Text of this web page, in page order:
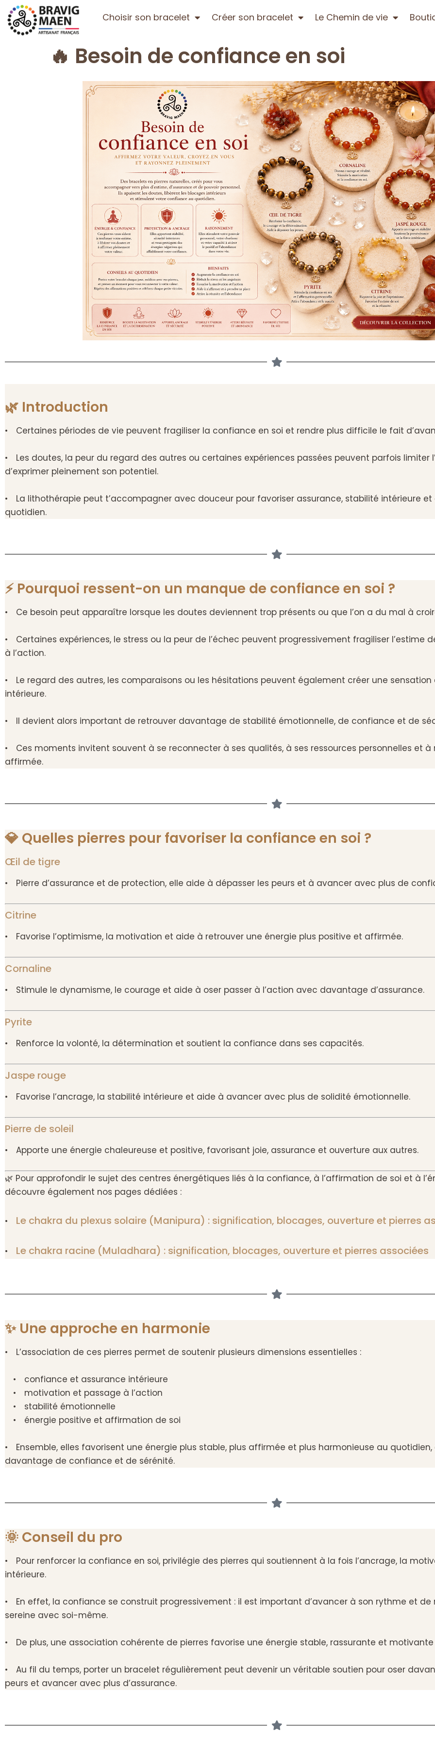
Choisir son bracelet Créer son bracelet Le Chemin de vie
🔥 Besoin de confiance en soi
🌿 Introduction
• Certaines périodes de vie peuvent fragiliser la confiance en soi et rendre plus difficile le fait
• Les doutes, la peur du regard des autres ou certaines expériences passées peuvent parfois limiter
d’exprimer pleinement son potentiel.
• La lithothérapie peut t’accompagner avec douceur pour favoriser assurance, stabilité intérieure
quotidien.
⚡ Pourquoi ressent-on un manque de confiance en soi ?
• Ce besoin peut apparaître lorsque les doutes deviennent trop présents ou que l’on a du mal à
• Certaines expériences, le stress ou la peur de l’échec peuvent progressivement fragiliser l’estime
à l’action.
• Le regard des autres, les comparaisons ou les hésitations peuvent également créer une sensation
intérieure.
• Il devient alors important de retrouver davantage de stabilité émotionnelle, de confiance et de
• Ces moments invitent souvent à se reconnecter à ses qualités, à ses ressources personnelles et à
affirmée.
💎 Quelles pierres pour favoriser la confiance en soi ?
Œil de tigre
• Pierre d’assurance et de protection, elle aide à dépasser les peurs et à avancer avec plus de
Citrine
• Favorise l’optimisme, la motivation et aide à retrouver une énergie plus positive et affirmée.
Cornaline
• Stimule le dynamisme, le courage et aide à oser passer à l’action avec davantage d’assurance.
Pyrite
• Renforce la volonté, la détermination et soutient la confiance dans ses capacités.
Jaspe rouge
• Favorise l’ancrage, la stabilité intérieure et aide à avancer avec plus de solidité émotionnelle.
Pierre de soleil
• Apporte une énergie chaleureuse et positive, favorisant joie, assurance et ouverture aux autres.
🌿 Pour approfondir le sujet des centres énergétiques liés à la confiance, à l’affirmation de soi et à
découvre également nos pages dédiées :
• Le chakra du plexus solaire (Manipura) : signification, blocages, ouverture et pierres
• Le chakra racine (Muladhara) : signification, blocages, ouverture et pierres associées
✨ Une approche en harmonie
• L’association de ces pierres permet de soutenir plusieurs dimensions essentielles :
• confiance et assurance intérieure
• motivation et passage à l’action
• stabilité émotionnelle
• énergie positive et affirmation de soi
• Ensemble, elles favorisent une énergie plus stable, plus affirmée et plus harmonieuse au
davantage de confiance et de sérénité.
🌞 Conseil du pro
• Pour renforcer la confiance en soi, privilégie des pierres qui soutiennent à la fois l’ancrage, la
intérieure.
• En effet, la confiance se construit progressivement : il est important d’avancer à son rythme et de
sereine avec soi-même.
• De plus, une association cohérente de pierres favorise une énergie stable, rassurante et
• Au fil du temps, porter un bracelet régulièrement peut devenir un véritable soutien pour oser
peurs et avancer avec plus d’assurance.